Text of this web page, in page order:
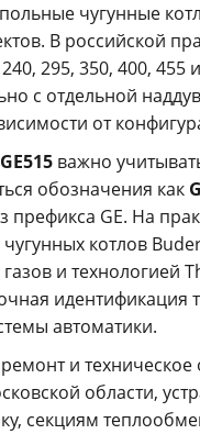
чугунные
В российской
295, 350, 400, 455
с отдельной
от
важно
обозначения как
префикса GE. На
котлов
и технологией
идентификация
автоматики.
и
области,
секциям